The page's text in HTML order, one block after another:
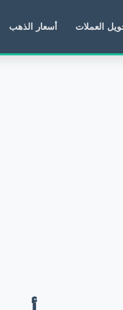
العملات أسعار الذهب